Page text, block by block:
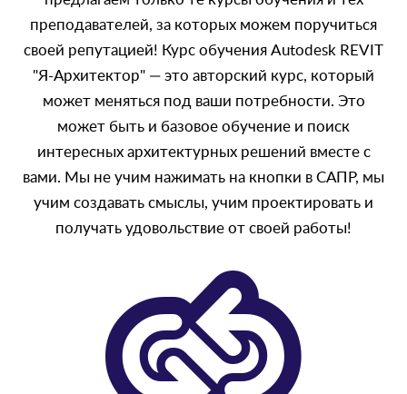
преподавателей, за которых можем поручиться
своей репутацией! Курс обучения Autodesk REVIT
"Я-Архитектор" — это авторский курс, который
может меняться под ваши потребности. Это
может быть и базовое обучение и поиск
интересных архитектурных решений вместе с
вами. Мы не учим нажимать на кнопки в САПР, мы
учим создавать смыслы, учим проектировать и
получать удовольствие от своей работы!